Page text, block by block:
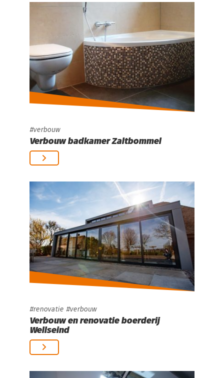
verbouw
Verbouw badkamer Zaltbommel
renovatie verbouw
Verbouw en renovatie boerderij
Wellseind